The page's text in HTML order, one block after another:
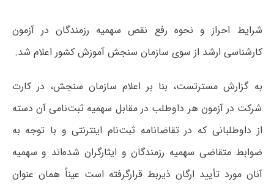
شرایط احراز و نحوه رفع نقص سهمیه رزمندگان در آزمون
کارشناسی ارشد از سوی سازمان سنجش آموزش کشور اعلام شد.
به گزارش مسترتست، بنا بر اعلام سازمان سنجش، در کارت
شرکت در آزمون هر داوطلب در مقابل سهمیه‌ ثبت‌نامی‌ آن دسته
از داوطلبانی که در تقاضانامه ثبت‌نام اینترنتی و با توجه به
ضوابط متقاضی سهمیه رزمندگان و ایثارگران شده‌اند و سهمیه
آنان مورد تأیید ارگان ذیربط قرارگرفته است عیناً همان عنوان